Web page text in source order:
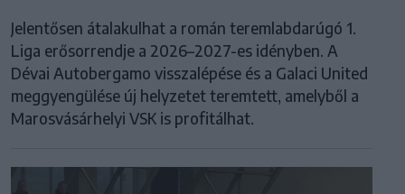
Jelentősen átalakulhat a román teremlabdarúgó 1.
Liga erősorrendje a 2026–2027-es idényben. A
Dévai Autobergamo visszalépése és a Galaci United
meggyengülése új helyzetet teremtett, amelyből a
Marosvásárhelyi VSK is profitálhat.